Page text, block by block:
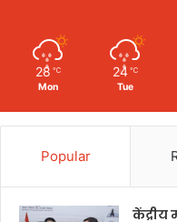
28 ℃
Mon
24 ℃
Tue
Popular
केंद्रीय